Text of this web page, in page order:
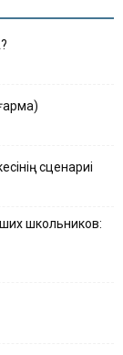
сценариі
школьников: